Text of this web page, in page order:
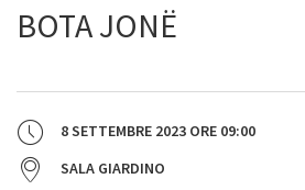
BOTA JONË
8 SETTEMBRE 2023 ORE 09:00
SALA GIARDINO